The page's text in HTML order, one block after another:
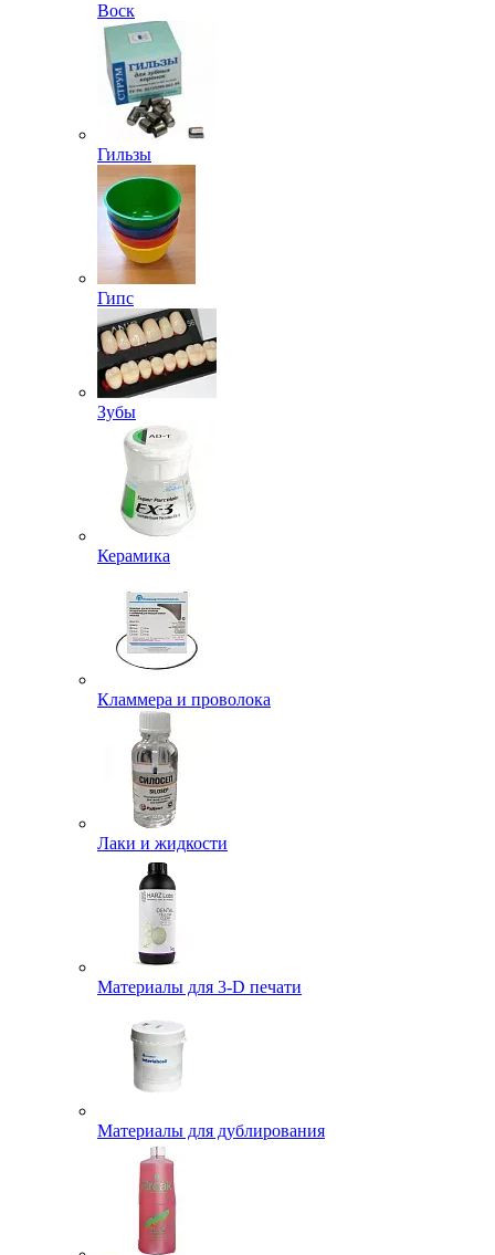
Воск
Гильзы
Гипс
Зубы
Керамика
Кламмера и проволока
Лаки и жидкости
Материалы для 3-D печати
Материалы для дублирования